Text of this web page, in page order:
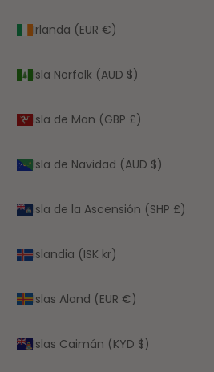
Irlanda (EUR €)
Isla Norfolk (AUD $)
Isla de Man (GBP £)
Isla de Navidad (AUD $)
Isla de la Ascensión (SHP £)
Islandia (ISK kr)
Islas Aland (EUR €)
Islas Caimán (KYD $)